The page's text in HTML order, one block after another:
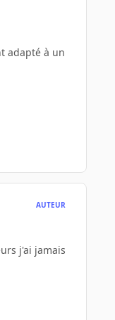
adapté à un
AUTEUR
j'ai jamais